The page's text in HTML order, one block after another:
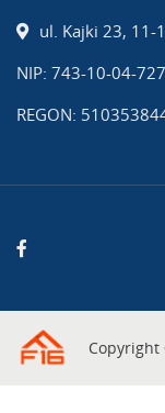
ul. Kajki 23, 11-
NIP: 743-10-04-727
REGON: